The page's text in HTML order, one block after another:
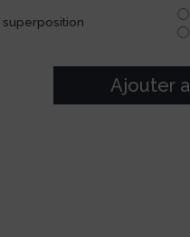
superposition
Ajouter